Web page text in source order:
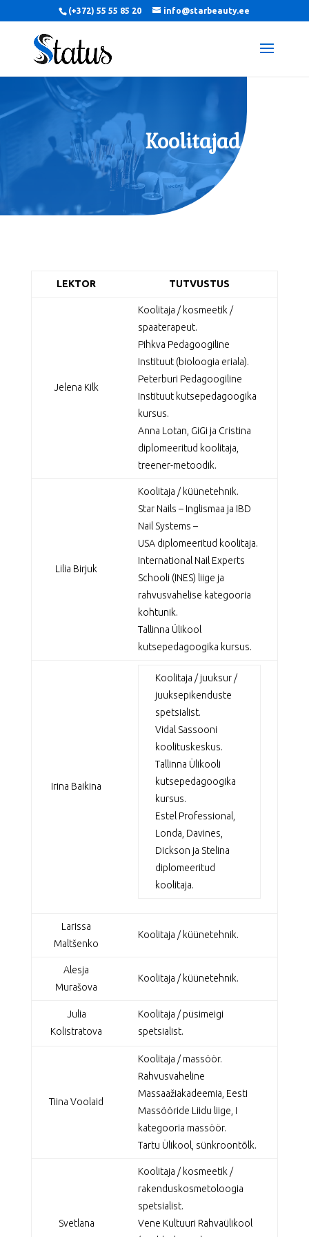
(+372) 55 55 85 20 info@starbeauty.ee
Koolitajad
LEKTOR TUTVUSTUS
Jelena Kilk
Koolitaja / kosmeetik /
spaaterapeut.
Pihkva Pedagoogiline
Instituut (bioloogia eriala).
Peterburi Pedagoogiline
Instituut kutsepedagoogika
kursus.
Anna Lotan, GiGi ja Cristina
diplomeeritud koolitaja,
treener-metoodik.
Lilia Birjuk
Koolitaja / küünetehnik.
Star Nails – Inglismaa ja IBD
Nail Systems –
USA diplomeeritud koolitaja.
International Nail Experts
Schooli (INES) liige ja
rahvusvahelise kategooria
kohtunik.
Tallinna Ülikool
kutsepedagoogika kursus.
Irina Baikina
Koolitaja / juuksur /
juuksepikenduste
spetsialist.
Vidal Sassooni
koolituskeskus.
Тallinna Ülikooli
kutsepedagoogika
kursus.
Estel Professional,
Londa, Davines,
Dickson ja Stelina
diplomeeritud
koolitaja.
Larissa
Maltšenko
Koolitaja / küünetehnik.
Alesja
Murašova
Koolitaja / küünetehnik.
Julia
Kolistratova
Koolitaja / püsimeigi
spetsialist.
Tiina Voolaid
Koolitaja / massöör.
Rahvusvaheline
Massaažiakadeemia, Eesti
Massööride Liidu liige, I
kategooria massöör.
Tartu Ülikool, sünkroontõlk.
Svetlana
Koolitaja / kosmeetik /
rakenduskosmetoloogia
spetsialist.
Vene Kultuuri Rahvaülikool